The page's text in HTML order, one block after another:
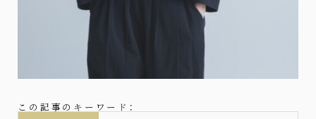
この記事のキーワード：